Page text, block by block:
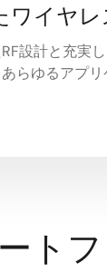
ワイヤレ
設計と充実
らゆるアプ
ト